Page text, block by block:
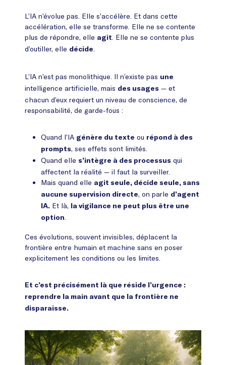
L’IA n’évolue pas. Elle s’accélère. Et dans cette
accélération, elle se transforme. Elle ne se contente
plus de répondre, elle agit . Elle ne se contente plus
d’outiller, elle décide
L’IA n’est pas monolithique. Il n’existe pas une
intelligence artificielle, mais des usages — et
chacun d’eux requiert un niveau de conscience, de
responsabilité, de garde-fous :
Quand l’IA génère du texte ou répond à des
prompts, ses effets sont limités.
Quand elles’intègre à des processus qui
affectent la réalité — il faut la surveiller.
Mais quand elle agit seule, décide seule, sans
aucune supervision directe, on parle d’agent
IA. Et là,
la vigilance ne peut plus être une
option
Ces évolutions, souvent invisibles, déplacent la
frontière entre humain et machine sans en poser
explicitement les conditions ou les limites.
Et c’est précisément là que réside l’urgence :
reprendre la main avant que la frontière ne
disparaisse.